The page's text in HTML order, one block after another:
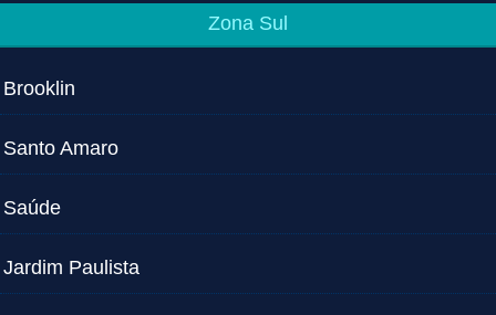
Zona Sul
Brooklin
Santo Amaro
Saúde
Jardim Paulista